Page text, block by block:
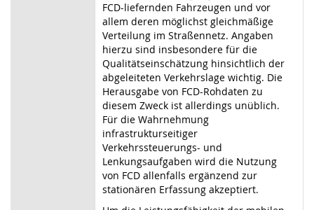
FCD-liefernden Fahrzeugen und vor
allem deren möglichst gleichmäßige
Verteilung im Straßennetz. Angaben
hierzu sind insbesondere für die
Qualitätseinschätzung hinsichtlich der
abgeleiteten Verkehrslage wichtig. Die
Herausgabe von FCD-Rohdaten zu
diesem Zweck ist allerdings unüblich.
Für die Wahrnehmung
infrastrukturseitiger
Verkehrssteuerungs- und
Lenkungsaufgaben wird die Nutzung
von FCD allenfalls ergänzend zur
stationären Erfassung akzeptiert.